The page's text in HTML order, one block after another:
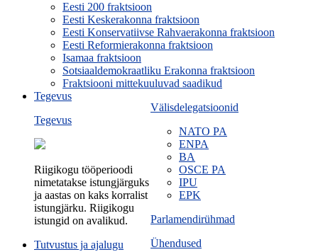
Eesti 200 fraktsioon
Eesti Keskerakonna fraktsioon
Eesti Konservatiivse Rahvaerakonna fraktsioon
Eesti Reformierakonna fraktsioon
Isamaa fraktsioon
Sotsiaaldemokraatliku Erakonna fraktsioon
Fraktsiooni mittekuuluvad saadikud
Välisdelegatsioonid
NATO PA
ENPA
BA
OSCE PA
IPU
EPK
Parlamendirühmad
Ühendused
Tegevus
Tegevus
Riigikogu tööperioodi
nimetatakse istungjärguks
ja aastas on kaks korralist
istungjärku. Riigikogu
istungid on avalikud.
Tutvustus ja ajalugu